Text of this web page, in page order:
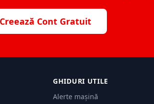
Creează Cont Gratuit
GHIDURI UTILE
Alerte mașină